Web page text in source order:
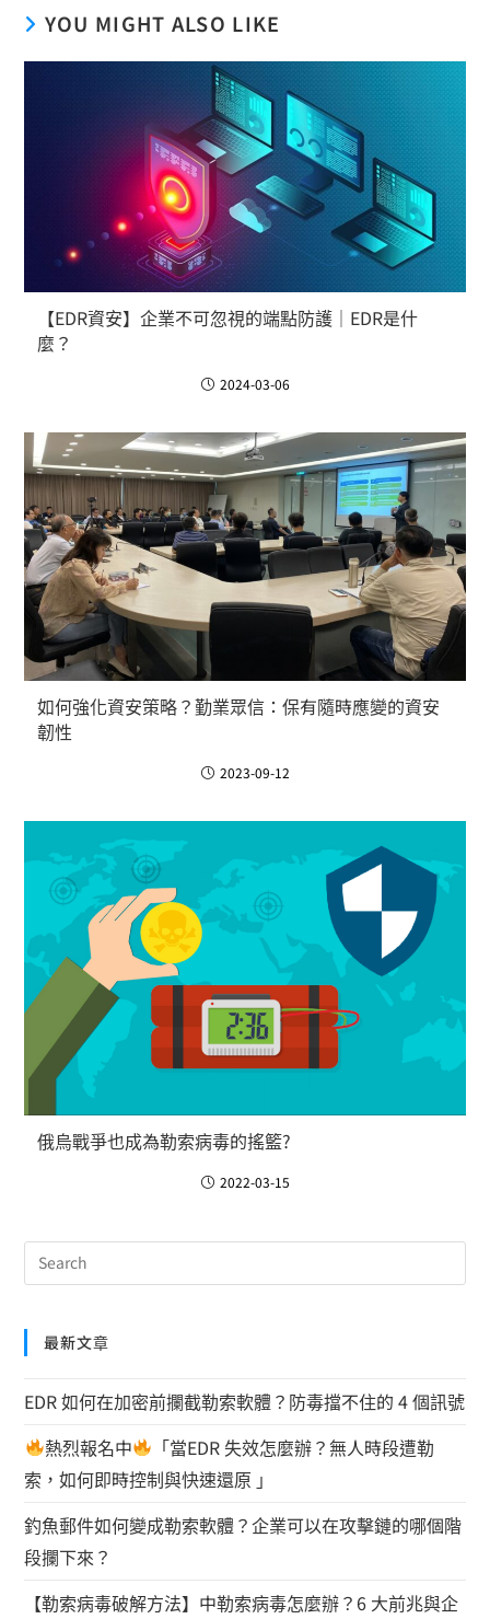
YOU MIGHT ALSO LIKE
【EDR資安】企業不可忽視的端點防護｜EDR是什
麼？
2024-03-06
如何強化資安策略？勤業眾信：保有隨時應變的資安
韌性
2023-09-12
俄烏戰爭也成為勒索病毒的搖籃?
2022-03-15
最新文章
EDR 如何在加密前攔截勒索軟體？防毒擋不住的 4 個訊號
熱烈報名中
「當EDR 失效怎麼辦？無人時段遭勒
索，如何即時控制與快速還原 」
釣魚郵件如何變成勒索軟體？企業可以在攻擊鏈的哪個階
段攔下來？
【勒索病毒破解方法】中勒索病毒怎麼辦？6 大前兆與企